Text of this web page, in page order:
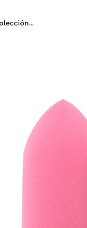
No tengo cuenta
Al crear una cuenta
rápidamente, revisar
ESPAÑOL
Ines
colori